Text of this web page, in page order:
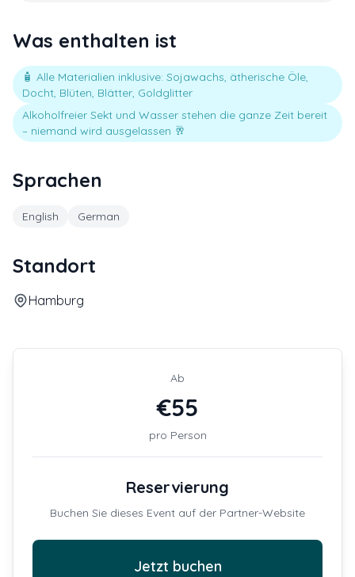
Was enthalten ist
🧴 Alle Materialien inklusive: Sojawachs, ätherische Öle,
Docht, Blüten, Blätter, Goldglitter
Alkoholfreier Sekt und Wasser stehen die ganze Zeit bereit
– niemand wird ausgelassen 🥂
Sprachen
English German
Standort
Hamburg
Ab
€55
pro Person
Reservierung
Buchen Sie dieses Event auf der Partner-Website
Jetzt buchen